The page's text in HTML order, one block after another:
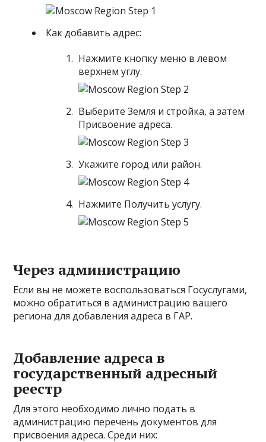
Как добавить адрес:
Нажмите кнопку меню в левом
верхнем углу.
Выберите Земля и стройка, а затем
Присвоение адреса.
Укажите город или район.
Нажмите Получить услугу.
Через администрацию
Если вы не можете воспользоваться Госуслугами,
можно обратиться в администрацию вашего
региона для добавления адреса в ГАР.
Добавление адреса в
государственный адресный
реестр
Для этого необходимо лично подать в
администрацию перечень документов для
присвоения адреса. Среди них: